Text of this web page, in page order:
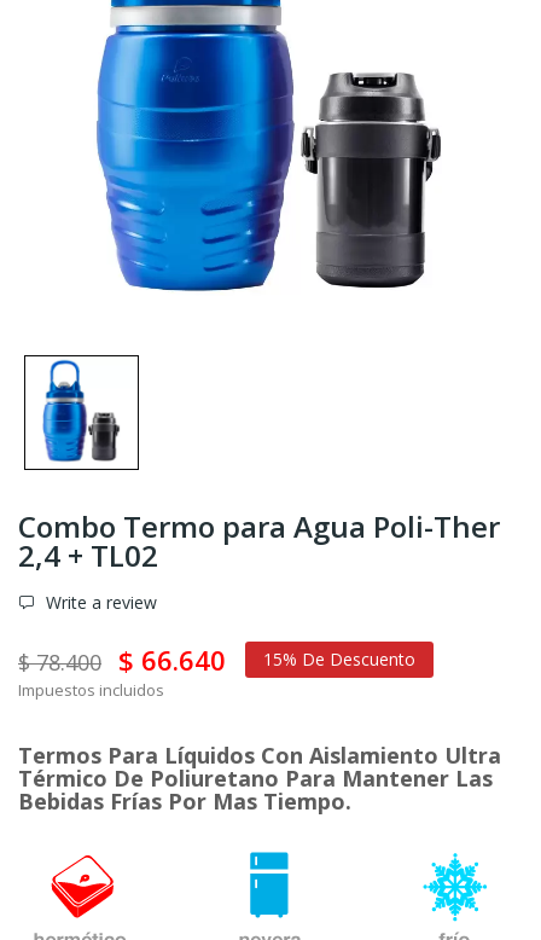
Combo Termo para Agua Poli-Ther
2,4 + TL02
Write a review
$ 78.400 $ 66.640 15% De Descuento
Impuestos incluidos
Termos Para Líquidos Con Aislamiento Ultra
Térmico De Poliuretano Para Mantener Las
Bebidas Frías Por Mas Tiempo.